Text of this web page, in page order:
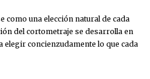
como una elección natural de cada
del cortometraje se desarrolla en
elegir concienzudamente lo que cada